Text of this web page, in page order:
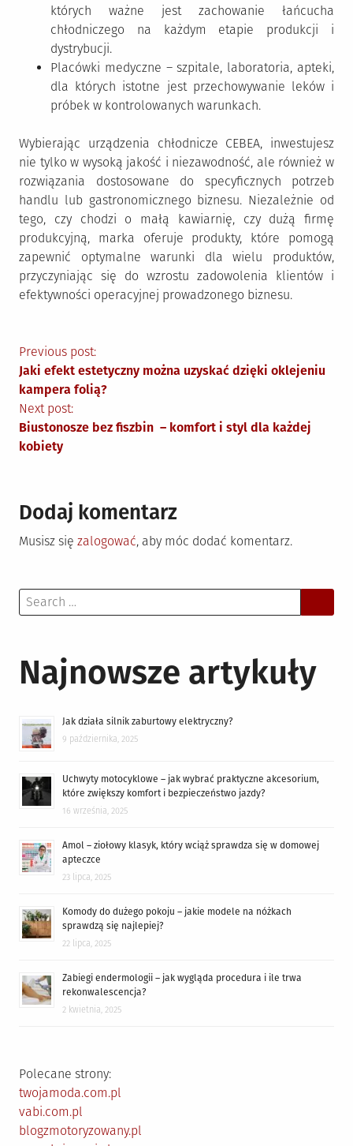
których ważne jest zachowanie łańcucha
chłodniczego na każdym etapie produkcji i
dystrybucji.
Placówki medyczne – szpitale, laboratoria, apteki,
dla których istotne jest przechowywanie leków i
próbek w kontrolowanych warunkach.
Wybierając urządzenia chłodnicze CEBEA, inwestujesz
nie tylko w wysoką jakość i niezawodność, ale również w
rozwiązania dostosowane do specyficznych potrzeb
handlu lub gastronomicznego biznesu. Niezależnie od
tego, czy chodzi o małą kawiarnię, czy dużą firmę
produkcyjną, marka oferuje produkty, które pomogą
zapewnić optymalne warunki dla wielu produktów,
przyczyniając się do wzrostu zadowolenia klientów i
efektywności operacyjnej prowadzonego biznesu.
Nawigacja
wpisu
Previous post:
Jaki efekt estetyczny można uzyskać dzięki oklejeniu
kampera folią?
Next post:
Biustonosze bez fiszbin – komfort i styl dla każdej
kobiety
Dodaj komentarz
Musisz się zalogować, aby móc dodać komentarz.
Search
for:
Najnowsze artykuły
Jak działa silnik zaburtowy elektryczny?
9 października, 2025
Uchwyty motocyklowe – jak wybrać praktyczne akcesorium,
które zwiększy komfort i bezpieczeństwo jazdy?
16 września, 2025
Amol – ziołowy klasyk, który wciąż sprawdza się w domowej
apteczce
23 lipca, 2025
Komody do dużego pokoju – jakie modele na nóżkach
sprawdzą się najlepiej?
22 lipca, 2025
Zabiegi endermologii – jak wygląda procedura i ile trwa
rekonwalescencja?
2 kwietnia, 2025
Polecane strony:
twojamoda.com.pl
vabi.com.pl
blogzmotoryzowany.pl